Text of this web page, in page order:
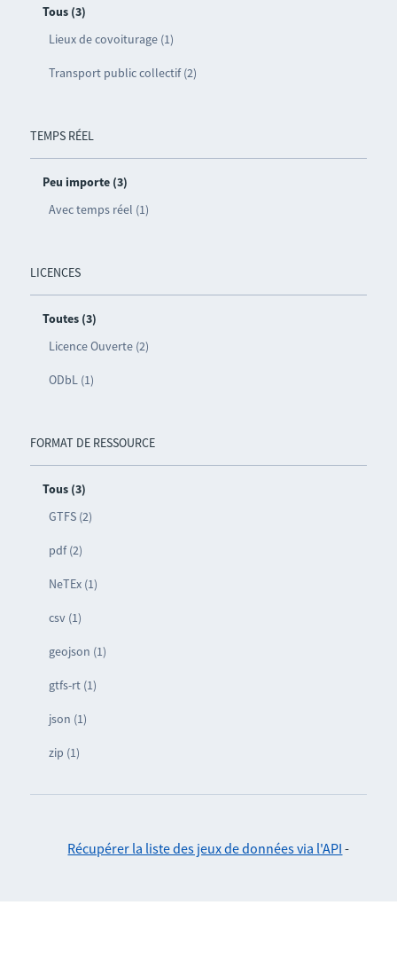
Tous (3)
Lieux de covoiturage (1)
Transport public collectif (2)
TEMPS RÉEL
Peu importe (3)
Avec temps réel (1)
LICENCES
Toutes (3)
Licence Ouverte (2)
ODbL (1)
FORMAT DE RESSOURCE
Tous (3)
GTFS (2)
pdf (2)
NeTEx (1)
csv (1)
geojson (1)
gtfs-rt (1)
json (1)
zip (1)
Récupérer la liste des jeux de données via l'API -